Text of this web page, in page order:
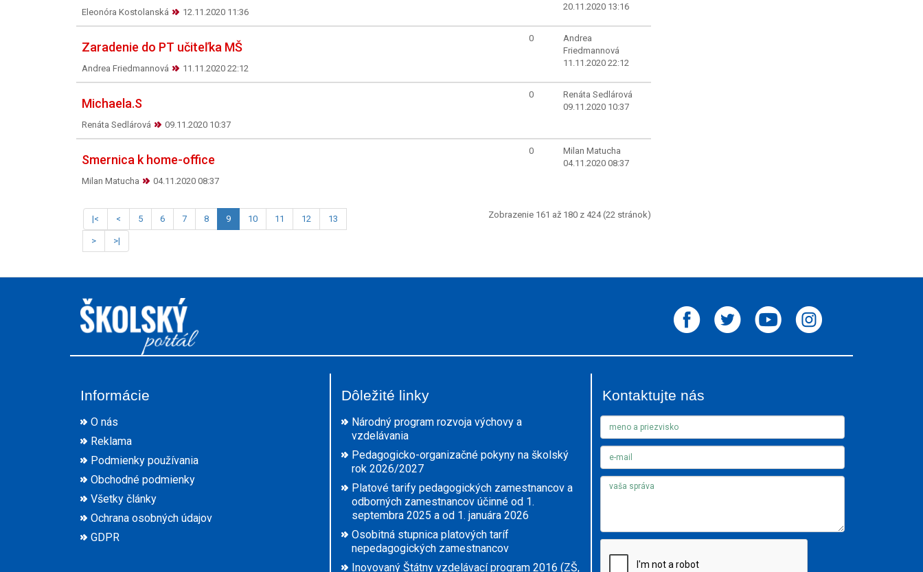
Eleonóra Kostolanská 12.11.2020 11:36
20.11.2020 13:16
Zaradenie do PT učiteľka MŠ
Andrea Friedmannová 11.11.2020 22:12
0
Andrea
Friedmannová
11.11.2020 22:12
Michaela.S
Renáta Sedlárová 09.11.2020 10:37
0
Renáta Sedlárová
09.11.2020 10:37
Smernica k home-office
Milan Matucha 04.11.2020 08:37
0
Milan Matucha
04.11.2020 08:37
|< < 5 6 7 8 9 10 11 12 13
> >|
Zobrazenie 161 až 180 z 424 (22 stránok)
Informácie
O nás
Reklama
Podmienky používania
Obchodné podmienky
Všetky články
Ochrana osobných údajov
GDPR
Dôležité linky
Národný program rozvoja výchovy a
vzdelávania
Pedagogicko-organizačné pokyny na školský
rok 2026/2027
Platové tarify pedagogických zamestnancov a
odborných zamestnancov účinné od 1.
septembra 2025 a od 1. januára 2026
Osobitná stupnica platových taríf
nepedagogických zamestnancov
Inovovaný Štátny vzdelávací program 2016 (ZŠ,
Kontaktujte nás